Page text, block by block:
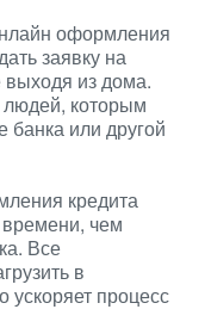
оформления
заявку на
из дома.
людей, которым
или другой
кредита
чем
Все
в
ускоряет процесс